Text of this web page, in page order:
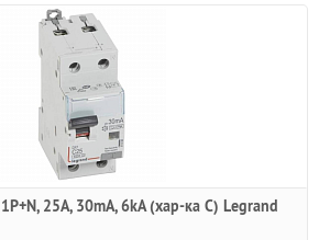
25A, 30mA, 6kA (хар-ка C) Legrand